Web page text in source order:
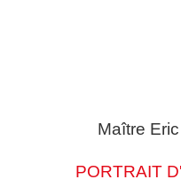
Maître Eric
PORTRAIT